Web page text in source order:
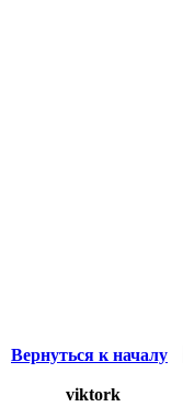
Вернуться к началу
viktork